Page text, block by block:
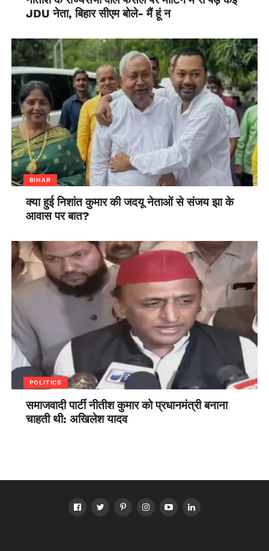
JDU नेता, बिहार सीएम बोले- मैं हूं न
BIHAR
क्या हुई निशांत कुमार की जदयू नेताओं से संजय झा के
आवास पर बात?
POLITICS
समाजवादी पार्टी नीतीश कुमार को प्रधानमंत्री बनाना
चाहती थी: अखिलेश यादव